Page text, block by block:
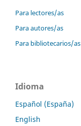
Para lectores/as
Para autores/as
Para bibliotecarios/as
Idioma
Español (España)
English